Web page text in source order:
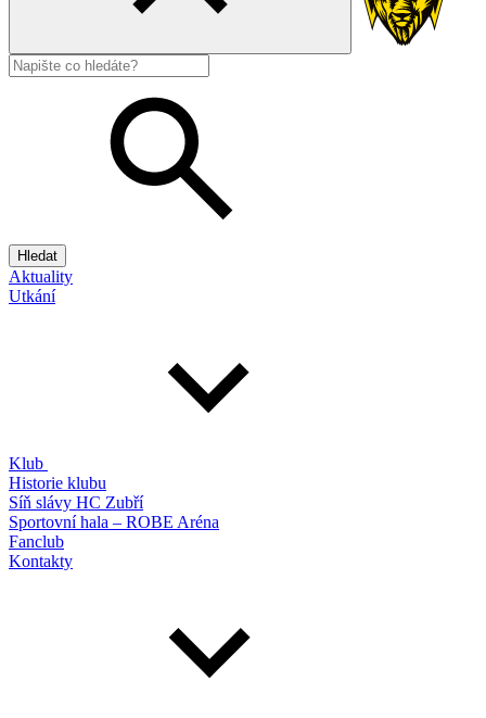
Hledat
Aktuality
Utkání
Klub
Historie klubu
Síň slávy HC Zubří
Sportovní hala – ROBE Aréna
Fanclub
Kontakty